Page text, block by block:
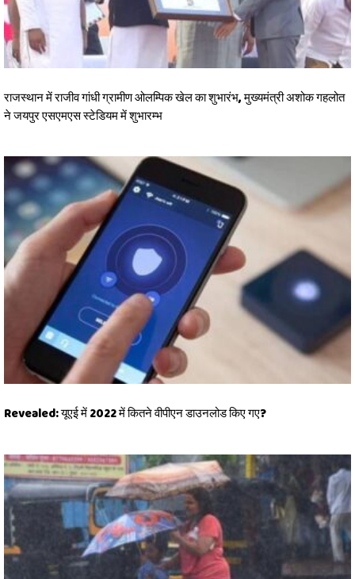
राजस्थान में राजीव गांधी ग्रामीण ओलम्पिक खेल का शुभारंभ, मुख्यमंत्री अशोक गहलोत
ने जयपुर एसएमएस स्टेडियम में शुभारम्भ
Revealed: यूएई में 2022 में कितने वीपीएन डाउनलोड किए गए?